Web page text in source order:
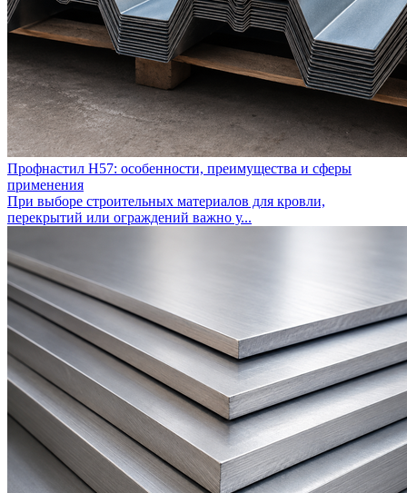
Профнастил Н57: особенности, преимущества и сферы
применения
При выборе строительных материалов для кровли,
перекрытий или ограждений важно у...